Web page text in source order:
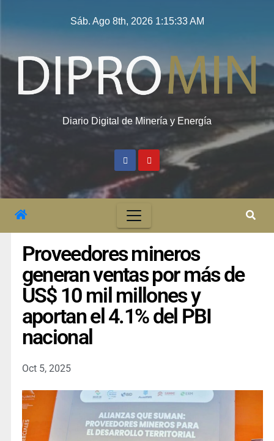
Sáb. Ago 8th, 2026 1:15:33 AM
Diario Digital de Minería y Energía
Proveedores mineros
generan ventas por más de
US$ 10 mil millones y
aportan el 4.1% del PBI
nacional
Oct 5, 2025